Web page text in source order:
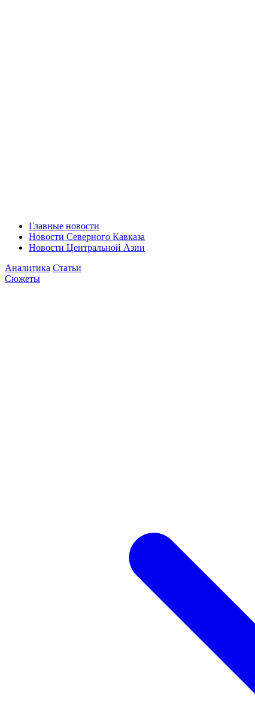
Главные новости
Новости Северного Кавказа
Новости Центральной Азии
Аналитика Статьи
Сюжеты